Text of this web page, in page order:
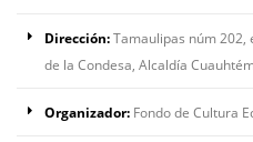
Dirección:Tamaulipas núm 202,
de la Condesa, Alcaldía
Organizador: Fondo de Cultura